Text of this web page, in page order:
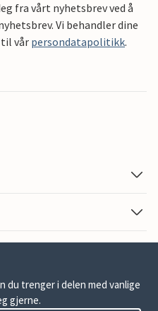
fra vårt nyhetsbrev ved å
Vi behandler dine
vår persondatapolitikk.
du trenger i delen med vanlige
gjerne.